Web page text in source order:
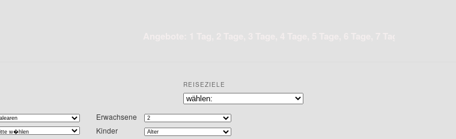
Erwachsene
Kinder
REISEZIELE